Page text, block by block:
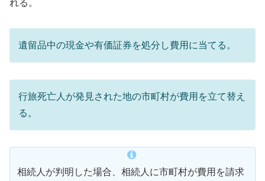
れる。
遺留品中の現金や有価証券を処分し費用に当てる。
行旅死亡人が発見された地の市町村が費用を立て替え
る。
相続人が判明した場合、相続人に市町村が費用を請求